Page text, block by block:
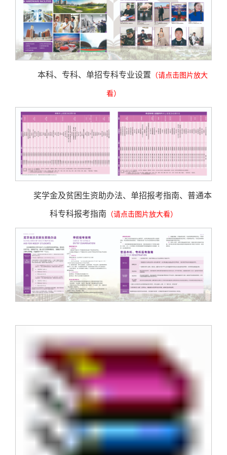
本科、专科、单招专科专业设置 （请点击图片放大
看）
奖学金及贫困生资助办法、单招报考指南、普通本
科专科报考指南 （请点击图片放大看）